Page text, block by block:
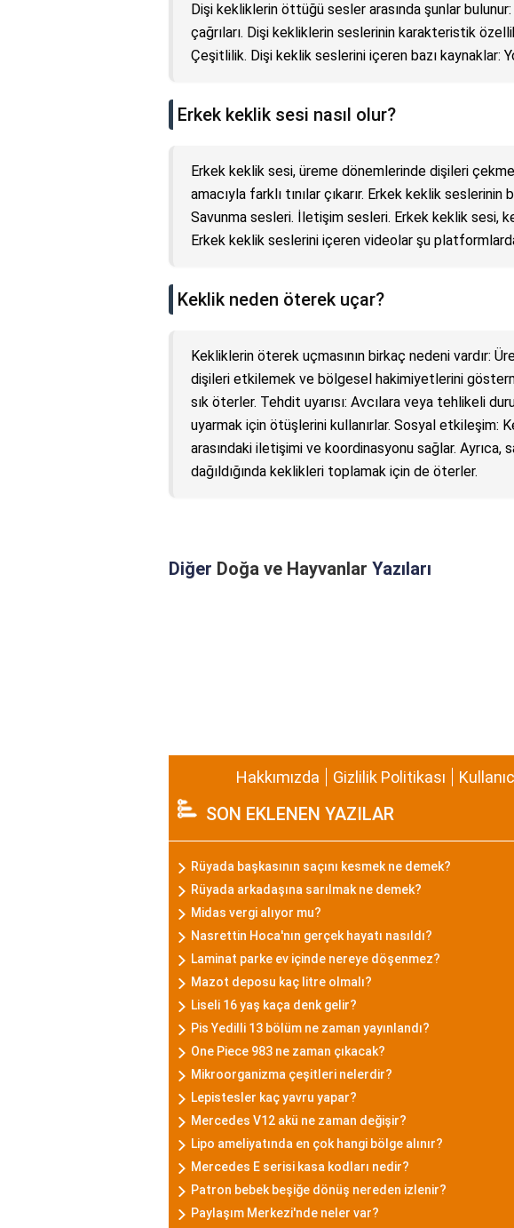
Dişi kekliklerin öttüğü sesler arasında şunlar
çağrıları. Dişi kekliklerin seslerinin karakteristik
Çeşitlilik. Dişi keklik seslerini içeren bazı kaynaklar:
Erkek keklik sesi nasıl olur?
Erkek keklik sesi, üreme dönemlerinde dişileri
amacıyla farklı tınılar çıkarır. Erkek keklik seslerinin
Savunma sesleri. İletişim sesleri. Erkek keklik sesi,
Erkek keklik seslerini içeren videolar şu
Keklik neden öterek uçar?
Kekliklerin öterek uçmasının birkaç nedeni vardır:
dişileri etkilemek ve bölgesel hakimiyetlerini
sık öterler. Tehdit uyarısı: Avcılara veya tehlikeli
uyarmak için ötüşlerini kullanırlar. Sosyal etkileşim:
arasındaki iletişimi ve koordinasyonu sağlar. Ayrıca,
dağıldığında keklikleri toplamak için de öterler.
Diğer Doğa ve Hayvanlar Yazıları
Hakkımızda Gizlilik Politikası
SON EKLENEN YAZILAR
Rüyada başkasının saçını kesmek ne demek?
Rüyada arkadaşına sarılmak ne demek?
Midas vergi alıyor mu?
Nasrettin Hoca'nın gerçek hayatı nasıldı?
Laminat parke ev içinde nereye döşenmez?
Mazot deposu kaç litre olmalı?
Liseli 16 yaş kaça denk gelir?
Pis Yedilli 13 bölüm ne zaman yayınlandı?
One Piece 983 ne zaman çıkacak?
Mikroorganizma çeşitleri nelerdir?
Lepistesler kaç yavru yapar?
Mercedes V12 akü ne zaman değişir?
Lipo ameliyatında en çok hangi bölge alınır?
Mercedes E serisi kasa kodları nedir?
Patron bebek beşiğe dönüş nereden izlenir?
Paylaşım Merkezi'nde neler var?